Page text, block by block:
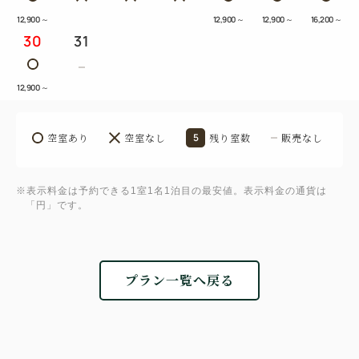
12,900 ～ 12,900 ～ 12,900 ～ 16,200 ～
30
12,900 ～
31
空室あり 空室なし 5 残り室数 販売なし
※表示料金は予約できる1室1名1泊目の最安値。表示料金の通貨は
「円」です。
プラン一覧へ戻る